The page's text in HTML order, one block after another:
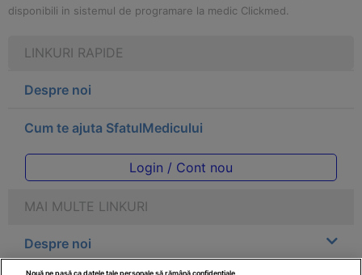
disponibili in sistemul de programare la medic Clickmed.
LINKURI RAPIDE
Despre noi
Cum te ajuta SfatulMedicului
Login / Cont nou
MAI MULTE LINKURI
Despre noi
Nouă ne pasă ca datele tale personale să rămână confidențiale